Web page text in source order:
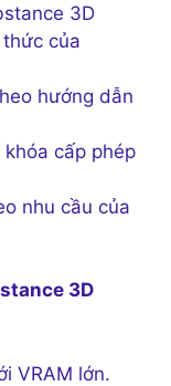
3D
của
hướng dẫn
cấp phép
nhu cầu của
3D
VRAM lớn.